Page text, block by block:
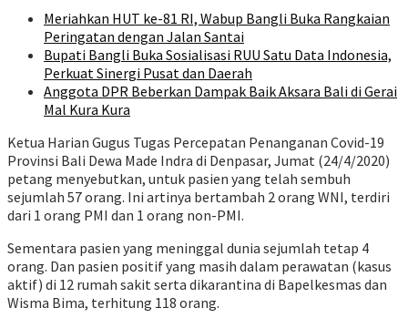
Meriahkan HUT ke-81 RI, Wabup Bangli Buka Rangkaian
Peringatan dengan Jalan Santai
Bupati Bangli Buka Sosialisasi RUU Satu Data Indonesia,
Perkuat Sinergi Pusat dan Daerah
Anggota DPR Beberkan Dampak Baik Aksara Bali di Gerai
Mal Kura Kura
Ketua Harian Gugus Tugas Percepatan Penanganan Covid-19
Provinsi Bali Dewa Made Indra di Denpasar, Jumat (24/4/2020)
petang menyebutkan, untuk pasien yang telah sembuh
sejumlah 57 orang. Ini artinya bertambah 2 orang WNI, terdiri
dari 1 orang PMI dan 1 orang non-PMI.
Sementara pasien yang meninggal dunia sejumlah tetap 4
orang. Dan pasien positif yang masih dalam perawatan (kasus
aktif) di 12 rumah sakit serta dikarantina di Bapelkesmas dan
Wisma Bima, terhitung 118 orang.